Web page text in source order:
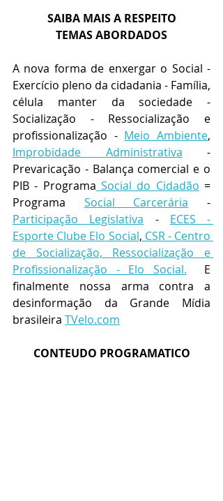
SAIBA MAIS A RESPEITO
TEMAS ABORDADOS
A nova forma de enxergar o Social -
Exercício pleno da cidadania - Família,
célula manter da sociedade -
Socialização - Ressocialização e
profissionalização - Meio Ambiente
Improbidade Administrativa -
Prevaricação - Balança comercial e o
PIB - Programa Social do Cidadão =
Programa Social Carcerária
Participação Legislativa - ECES -
Esporte Clube Elo Social, CSR - Centro
de Socialização, Ressocialização e
Profissionalização - Elo Social. E
finalmente nossa arma contra a
desinformação da Grande Mídia
brasileira TVelo.com
CONTEUDO PROGRAMATICO